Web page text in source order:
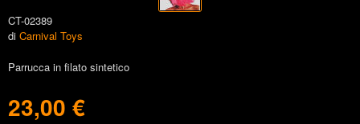
CT-02389
di Carnival Toys
Parrucca in filato sintetico
23,00 €